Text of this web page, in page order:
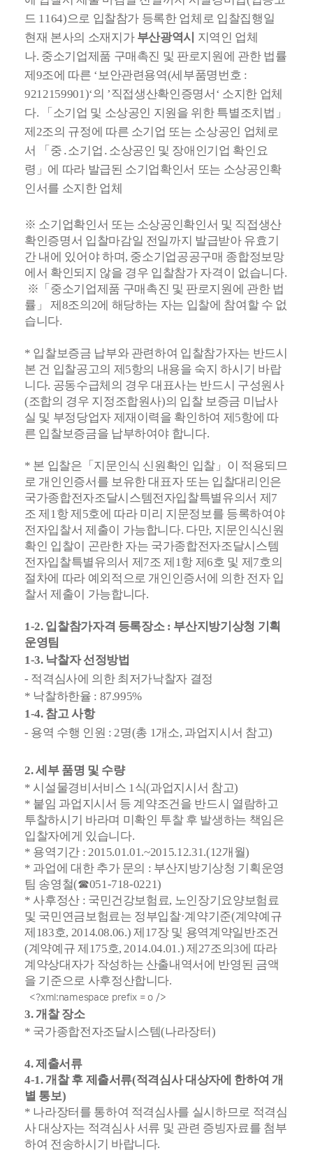
드 1164)으로 입찰참가 등록한 업체로 입찰집행일
현재 본사의 소재지가 부산광역시 지역인 업체
나. 중소기업제품 구매촉진 및 판로지원에 관한 법률
제9조에 따른 ‘보안관련용역(세부품명번호 :
9212159901)‘의 ’직접생산확인증명서‘ 소지한 업체
다. 「소기업 및 소상공인 지원을 위한 특별조치법」
제2조의 규정에 따른 소기업 또는 소상공인 업체로
서 「중․소기업․소상공인 및 장애인기업 확인요
령」에 따라 발급된 소기업확인서 또는 소상공인확
인서를 소지한 업체
※ 소기업확인서 또는 소상공인확인서 및 직접생산
확인증명서 입찰마감일 전일까지 발급받아 유효기
간 내에 있어야 하며, 중소기업공공구매 종합정보망
에서 확인되지 않을 경우 입찰참가 자격이 없습니다.
※ 「중소기업제품 구매촉진 및 판로지원에 관한 법
률」 제8조의2에 해당하는 자는 입찰에 참여할 수 없
습니다.
* 입찰보증금 납부와 관련하여 입찰참가자는 반드시
본 건 입찰공고의 제5항의 내용을 숙지 하시기 바랍
니다. 공동수급체의 경우 대표사는 반드시 구성원사
(조합의 경우 지정조합원사)의 입찰 보증금 미납사
실 및 부정당업자 제재이력을 확인하여 제5항에 따
른 입찰보증금을 납부하여야 합니다.
* 본 입찰은「지문인식 신원확인 입찰」이 적용되므
로 개인인증서를 보유한 대표자 또는 입찰대리인은
국가종합전자조달시스템전자입찰특별유의서 제7
조 제1항 제5호에 따라 미리 지문정보를 등록하여야
전자입찰서 제출이 가능합니다. 다만, 지문인식신원
확인 입찰이 곤란한 자는 국가종합전자조달시스템
전자입찰특별유의서 제7조 제1항 제6호 및 제7호의
절차에 따라 예외적으로 개인인증서에 의한 전자 입
찰서 제출이 가능합니다.
1-2. 입찰참가자격 등록장소 : 부산지방기상청 기획
운영팀
1-3. 낙찰자 선정방법
- 적격심사에 의한 최저가낙찰자 결정
* 낙찰하한율 : 87.995%
1-4. 참고 사항
- 용역 수행 인원 : 2명(총 1개소, 과업지시서 참고)
2. 세부 품명 및 수량
* 시설물경비서비스 1식(과업지시서 참고)
* 붙임 과업지시서 등 계약조건을 반드시 열람하고
투찰하시기 바라며 미확인 투찰 후 발생하는 책임은
입찰자에게 있습니다.
* 용역기간 : 2015.01.01.~2015.12.31.(12개월)
* 과업에 대한 추가 문의 : 부산지방기상청 기획운영
팀 송영철(☎051-718-0221)
* 사후정산 : 국민건강보험료, 노인장기요양보험료
및 국민연금보험료는 정부입찰·계약기준(계약예규
제183호, 2014.08.06.) 제17장 및 용역계약일반조건
(계약예규 제175호, 2014.04.01.) 제27조의3에 따라
계약상대자가 작성하는 산출내역서에 반영된 금액
을 기준으로 사후정산합니다.
<?xml:namespace prefix = o />
3. 개찰 장소
* 국가종합전자조달시스템(나라장터)
4. 제출서류
4-1. 개찰 후 제출서류(적격심사 대상자에 한하여 개
별 통보)
* 나라장터를 통하여 적격심사를 실시하므로 적격심
사 대상자는 적격심사 서류 및 관련 증빙자료를 첨부
하여 전송하시기 바랍니다.